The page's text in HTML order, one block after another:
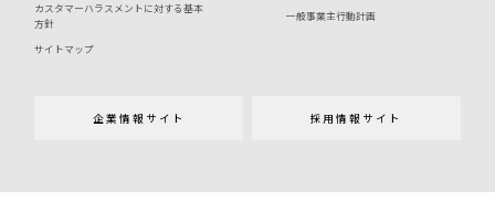
企業情報サイト 採用情報サイト
カスタマーハラスメントに対する基本
方針
一般事業主行動計画
サイトマップ